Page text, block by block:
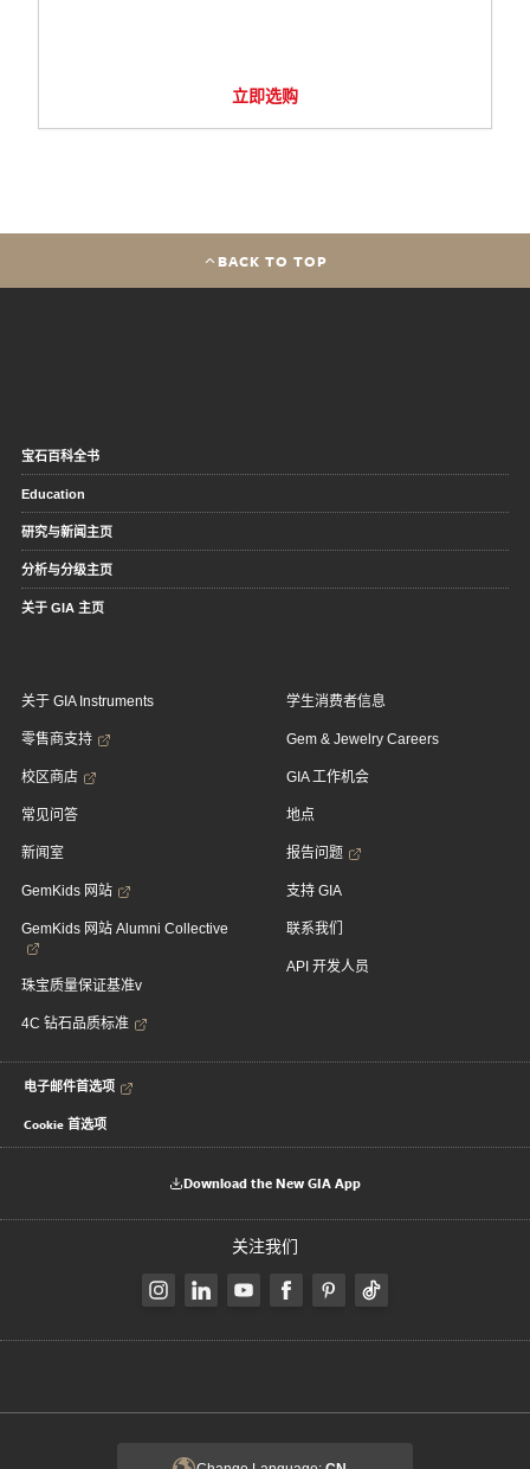
立即选购
BACK TO TOP
宝石百科全书
Education
研究与新闻主页
分析与分级主页
关于 GIA 主页
关于 GIA Instruments
零售商支持
校区商店
常见问答
新闻室
GemKids 网站
GemKids 网站 Alumni Collective
珠宝质量保证基准v
4C 钻石品质标准
学生消费者信息
Gem & Jewelry Careers
GIA 工作机会
地点
报告问题
支持 GIA
联系我们
API 开发人员
电子邮件首选项
Cookie 首选项
Download the New GIA App
关注我们